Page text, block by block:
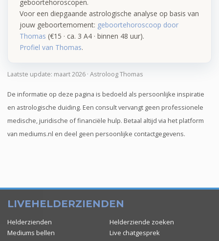
geboortehoroscopen.
Voor een diepgaande astrologische analyse op basis van
jouw geboortemoment: geboortehoroscoop door
Thomas (€15 · ca. 3 A4 · binnen 48 uur).
Profiel van Thomas.
Laatste update: maart 2026 · Astroloog Thomas
De informatie op deze pagina is bedoeld als persoonlijke inspiratie
en astrologische duiding. Een consult vervangt geen professionele
medische, juridische of financiële hulp. Betaal altijd via het platform
van mediums.nl en deel geen persoonlijke contactgegevens.
LIVEHELDERZIENDEN
Helderzienden
Helderziende zoeken
Mediums bellen
Live chatgesprek